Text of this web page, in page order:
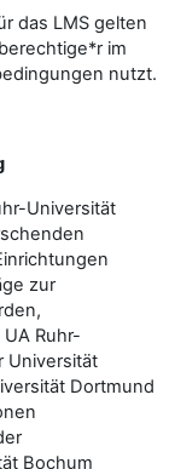
das LMS gelten
im
nutzt.
Universität
zur
Ruhr-
Universität
Dortmund
Bochum